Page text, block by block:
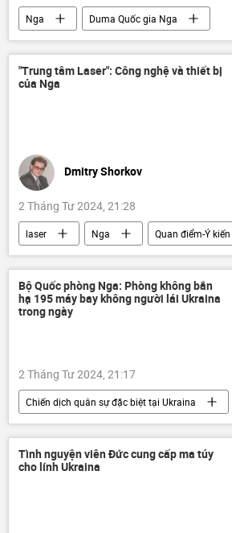
Nga
Duma Quốc gia Nga
khủng bố
NATO
Chính trị
Hoa Kỳ
Ukraina Quân sự
"Trung tâm Laser": Công nghệ và thiết bị
của Nga
Dmitry Shorkov
2 Tháng Tư 2024, 21:28
laser Nga
Quan điểm-Ý kiến
Tác giả
công nghệ Thế giới
Bộ Quốc phòng Nga: Phòng không bắn
hạ 195 máy bay không người lái Ukraina
trong ngày
2 Tháng Tư 2024, 21:17
Chiến dịch quân sự đặc biệt tại Ukraina
Cuộc khủng hoảng ở Ukraina
Ukraina
Nga
Donbass
chiến dịch
Quân sự
Tình nguyện viên Đức cung cấp ma túy
cho lính Ukraina